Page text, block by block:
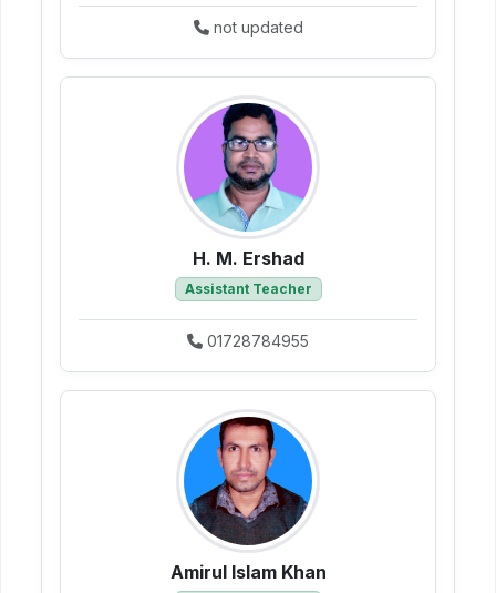
not updated
H. M. Ershad
Assistant Teacher
01728784955
Amirul Islam Khan